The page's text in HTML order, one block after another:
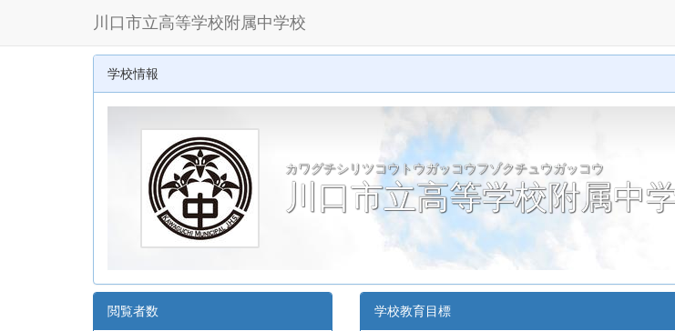
川口市立高等学校附属中学校
学校情報
カワグチシリツコウトウガッコウフゾクチュウガッコウ
川口市立高等学校附属中
学校教育目標
閲覧者数